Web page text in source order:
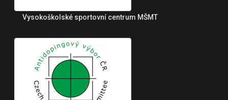
Vysokoškolské sportovní centrum MŠMT